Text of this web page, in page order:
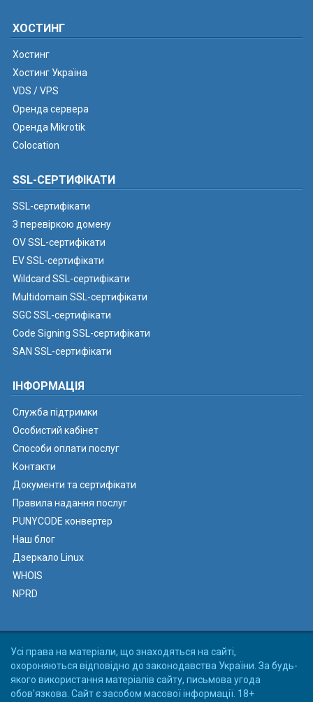
ХОСТИНГ
Хостинг
Хостинг Україна
VDS / VPS
Оренда сервера
Оренда Mikrotik
Colocation
SSL-СЕРТИФІКАТИ
SSL-сертифікати
З перевіркою домену
OV SSL-сертифікати
EV SSL-сертифікати
Wildcard SSL-сертифікати
Multidomain SSL-сертифікати
SGC SSL-сертифікати
Code Signing SSL-сертифікати
SAN SSL-сертифікати
ІНФОРМАЦІЯ
Служба підтримки
Особистий кабінет
Способи оплати послуг
Контакти
Документи та сертифікати
Правила надання послуг
PUNYCODE конвертер
Наш блог
Дзеркало Linux
WHOIS
NPRD
Усі права на матеріали, що знаходяться на сайті,
охороняються відповідно до законодавства України. За будь-
якого використання матеріалів сайту, письмова угода
обов'язкова. Сайт є засобом масової інформації. 18+